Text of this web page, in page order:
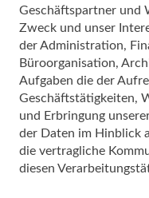
Geschäftspartner und
Zweck und unser
der Administration,
Büroorganisation,
Aufgaben die der
Geschäftstätigkeiten,
und Erbringung
der Daten im Hinblick
die vertragliche
diesen